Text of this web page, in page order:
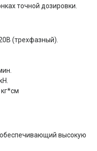
точной дозировки.
(трехфазный).
высокую